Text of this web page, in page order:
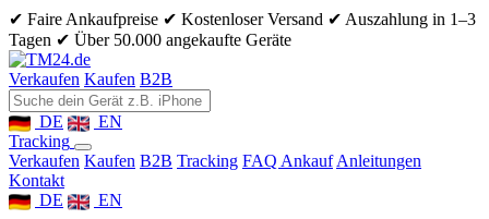
✔ Faire Ankaufpreise ✔ Kostenloser Versand ✔ Auszahlung in 1–3
Tagen ✔ Über 50.000 angekaufte Geräte
Verkaufen Kaufen B2B
DE
EN
Tracking
Verkaufen Kaufen B2B Tracking FAQ Ankauf Anleitungen
Kontakt
DE
EN